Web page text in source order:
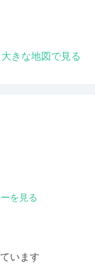
大きな地図で見る
を見る
います